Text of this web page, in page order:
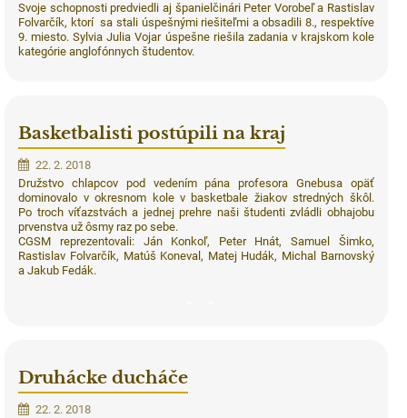
Svoje schopnosti predviedli aj španielčinári Peter Vorobeľ a Rastislav
Folvarčík, ktorí sa stali úspešnými riešiteľmi a obsadili 8., respektíve
9. miesto. Sylvia Julia Vojar úspešne riešila zadania v krajskom kole
kategórie anglofónnych študentov.
Basketbalisti postúpili na kraj
22. 2. 2018
Družstvo chlapcov pod vedením pána profesora Gnebusa opäť
dominovalo v okresnom kole v basketbale žiakov stredných škôl.
Po troch víťazstvách a jednej prehre naši študenti zvládli obhajobu
prvenstva už ôsmy raz po sebe.
CGSM reprezentovali: Ján Konkoľ, Peter Hnát, Samuel Šimko,
Rastislav Folvarčík, Matúš Koneval, Matej Hudák, Michal Barnovský
a Jakub Fedák.
Druhácke ducháče
22. 2. 2018